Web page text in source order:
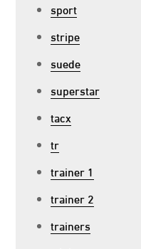
sport
stripe
suede
superstar
tacx
tr
trainer 1
trainer 2
trainers